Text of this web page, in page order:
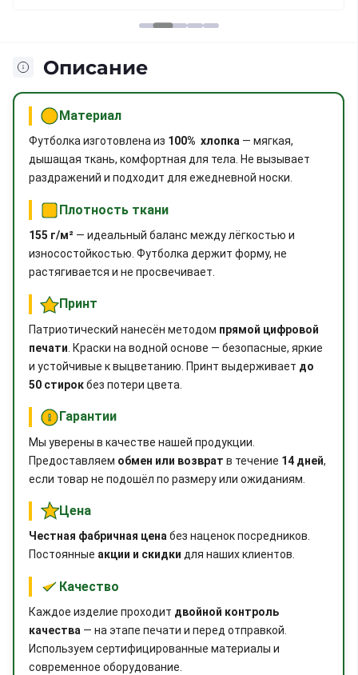
Описание
Материал
Футболка изготовлена из 100% хлопка — мягкая,
дышащая ткань, комфортная для тела. Не вызывает
раздражений и подходит для ежедневной носки.
Плотность ткани
155 г/м² — идеальный баланс между лёгкостью и
износостойкостью. Футболка держит форму, не
растягивается и не просвечивает.
Принт
Патриотический нанесён методом прямой цифровой
печати . Краски на водной основе — безопасные, яркие
и устойчивые к выцветанию. Принт выдерживает до
50 стирокбез потери цвета.
Гарантии
Мы уверены в качестве нашей продукции.
Предоставляем обмен или возврат в течение 14 дней,
если товар не подошёл по размеру или ожиданиям.
Цена
Честная фабричная ценабез наценок посредников.
Постоянные акции и скидки для наших клиентов.
Качество
Каждое изделие проходит двойной контроль
качества — на этапе печати и перед отправкой.
Используем сертифицированные материалы и
современное оборудование.